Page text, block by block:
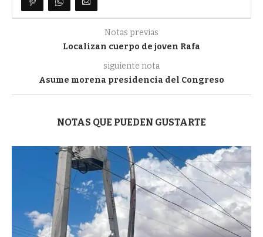
Notas previas
Localizan cuerpo de joven Rafa
siguiente nota
Asume morena presidencia del Congreso
NOTAS QUE PUEDEN GUSTARTE